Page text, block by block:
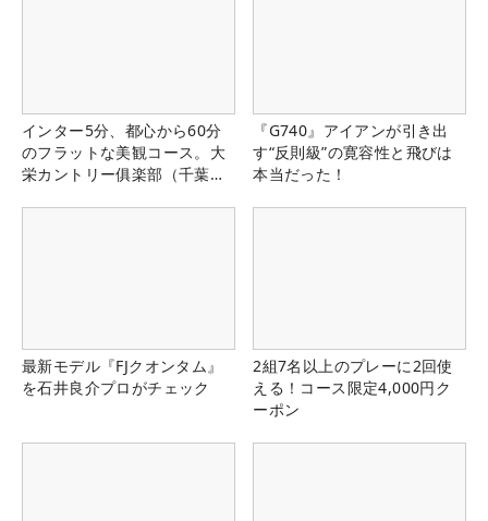
インター5分、都心から60分
のフラットな美観コース。大
栄カントリー俱楽部（千葉
『G740』アイアンが引き出
す“反則級”の寛容性と飛びは
本当だった！
最新モデル『FJクオンタム』
を石井良介プロがチェック
2組7名以上のプレーに2回使
える！コース限定4,000円ク
ーポン